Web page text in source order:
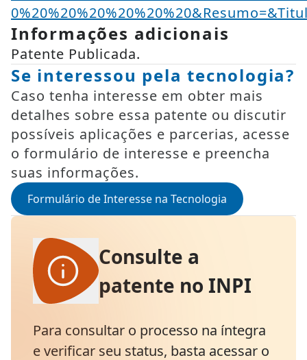
Informações adicionais
Patente Publicada.
Se interessou pela tecnologia?
Caso tenha interesse em obter mais
detalhes sobre essa patente ou discutir
possíveis aplicações e parcerias, acesse
o formulário de interesse e preencha
suas informações.
Formulário de Interesse na Tecnologia
Consulte a
patente no INPI
Para consultar o processo na íntegra
e verificar seu status, basta acessar o